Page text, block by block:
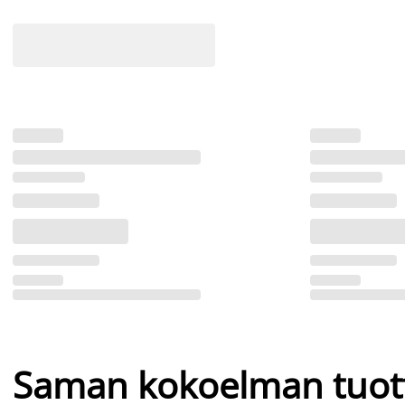
Saman kokoelman